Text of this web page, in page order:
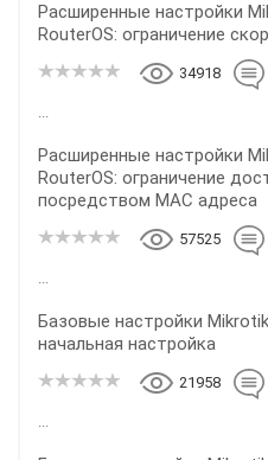
Расширенные настройки
RouterOS: ограничение
34918
...
Расширенные настройки
RouterOS: ограничение
посредством MAC адреса
57525
...
Базовые настройки
начальная настройка
21958
...